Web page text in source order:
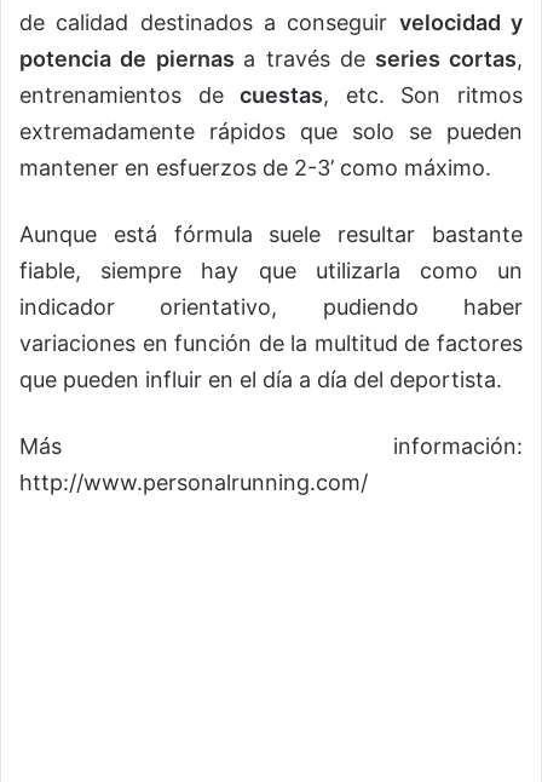
de calidad destinados a conseguir velocidad y
potencia de piernas a través de series cortas,
entrenamientos decuestas, etc. Son ritmos
extremadamente rápidos que solo se pueden
mantener en esfuerzos de 2-3’ como máximo.
Aunque está fórmula suele resultar bastante
fiable, siempre hay que utilizarla como un
indicador orientativo, pudiendo haber
variaciones en función de la multitud de factores
que pueden influir en el día a día del deportista.
Más información:
http://www.personalrunning.com/